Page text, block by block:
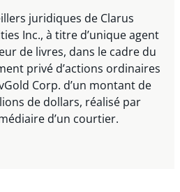
juridiques de Clarus
Inc., à titre d’unique agent
de livres, dans le cadre du
privé d’actions ordinaires
Corp. d’un montant de
de dollars, réalisé par
d’un courtier.